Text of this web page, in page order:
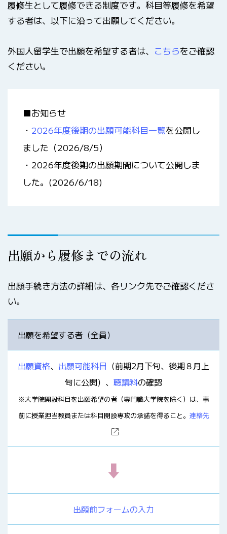
履修生として履修できる制度です。科目等履修を希望
する者は、以下に沿って出願してください。
外国人留学生で出願を希望する者は、 こちらをご確認
ください。
■お知らせ
・ 2026年度後期の出願可能科目一覧を公開し
ました（2026/8/5）
・2026年度後期の出願期間について公開しま
した。(2026/6/18)
出願から履修までの流れ
出願手続き方法の詳細は、各リンク先でご確認くださ
い。
出願を希望する者（全員）
出願資格、 出願可能科目 （前期2月下旬、後期８月上
旬に公開）、 聴講料の確認
※大学院開設科目を出願希望の者（専門職大学院を除く）は、事
前に授業担当教員または科目開設専攻の承諾を得ること。 連絡先
⬇
出願前フォームの入力